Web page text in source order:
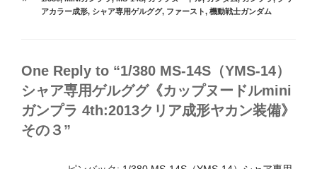
ゴ
リ
グ
アカラー成形, シャア専用ゲルググ, ファースト, 機動戦士ガンダム
One Reply to “1/380 MS-14S（YMS-14）
シャア専用ゲルググ《カップヌードルmini
ガンプラ 4th:2013クリア成形ヤカン装備》
その３”